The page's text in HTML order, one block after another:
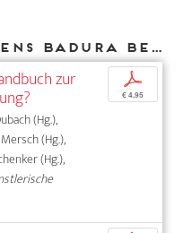
Weitere Texte von Jens Badura bei DIAPHANES
zur
(Hg.),
(Hg.),
(Hg.),
p
€ 4,95